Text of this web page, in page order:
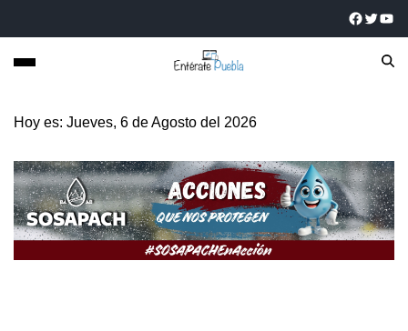
Hoy es: Jueves, 6 de Agosto del 2026